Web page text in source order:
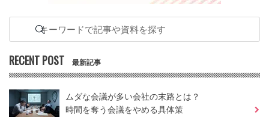
RECENT POST 最新記事
ムダな会議が多い会社の末路とは？
時間を奪う会議をやめる具体策